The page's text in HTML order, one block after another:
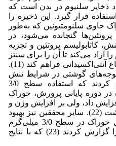
ذخایر سلنیوم در بدن است که
قرار گیرد. این ذخیره را
حاوی سلنومتیونین که به‌طور
گنجانده می‌شود، در
کاتابولیسم پروتئین و تجزیه
آزاد می‌کند تا آن را برای سنتز
بیشتر سلنوپروتئین‌ها و بهبود دفاع آنتی‌اکسیدانی فراهم کند (11).
جوجه‌های گوشتی در شرایط تنش
گرمایی را بررسی و گزارش کردند که استفاده سطح 3/0
دوره پایانی پرورش، خوراک
داد، ولی بر افزایش وزن و
ضریب تبدیل خوراک تأثیری نداشت (22). سایر محققین نیز بهبود
در افزایش وزن و ضریب تبدیل خوراک در سطح 3/0 میلی‌گرم
سلنیوم نسبت به گروه شاهد را گزارش کردند (23) که با نتایج